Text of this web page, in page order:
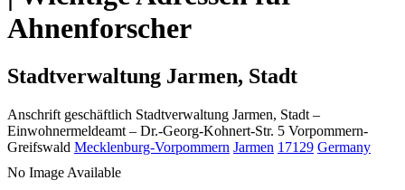
Ahnenforscher
Stadtverwaltung Jarmen, Stadt
Anschrift geschäftlich Stadtverwaltung Jarmen, Stadt –
Einwohnermeldeamt – Dr.-Georg-Kohnert-Str. 5 Vorpommern-
Greifswald Mecklenburg-Vorpommern Jarmen 17129 Germany
No Image Available